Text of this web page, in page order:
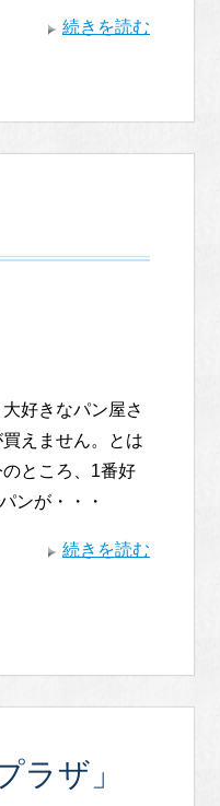
続きを読む
好きなパン屋さ
えません。とは
ところ、1番好
ンが・・・
続きを読む
ザ」